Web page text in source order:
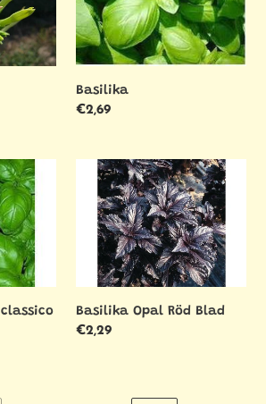
Basilika
Ordinarie
€2,69
Basilika
Röd
Blad
Basilika Opal Röd Blad
Ordinarie
€2,29